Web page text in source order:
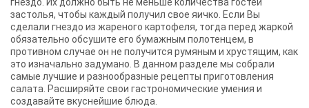
гнездо. Их должно быть не меньше количества гостей
застолья, чтобы каждый получил свое яичко. Если Вы
сделали гнездо из жареного картофеля, тогда перед жаркой
обязательно обсушите его бумажным полотенцем, в
противном случае он не получится румяным и хрустящим, как
это изначально задумано. В данном разделе мы собрали
самые лучшие и разнообразные рецепты приготовления
салата. Расширяйте свои гастрономические умения и
создавайте вкуснейшие блюда.